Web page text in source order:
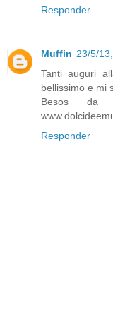
Responder
Muffin 23/5/
Tanti auguri
bellissimo e mi
Besos
Responder